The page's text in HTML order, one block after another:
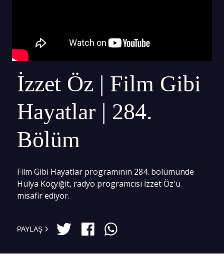
İzzet Öz | Film Gibi
Hayatlar | 284.
Bölüm
Film Gibi Hayatlar programının 284. bölümünde
Hülya Koçyiğit, radyo programcısı İzzet Öz'ü
misafir ediyor.
PAYLAŞ